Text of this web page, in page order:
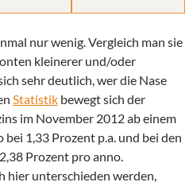
nur wenig. Vergleich man sie
kleinerer und/oder
sehr deutlich, wer die Nase
Statistik bewegt sich der
im November 2012 ab einem
1,33 Prozent p.a. und bei den
Prozent pro anno.
hier unterschieden werden,